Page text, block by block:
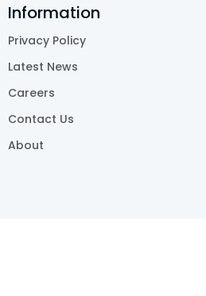
Information
Privacy Policy
Latest News
Careers
Contact Us
About